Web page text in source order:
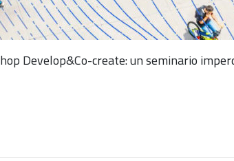
Develop&Co-create: un seminario